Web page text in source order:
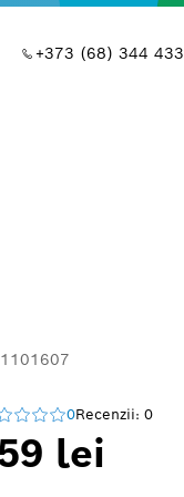
+373 (68) 344 433
0Recenzii: 0
lei